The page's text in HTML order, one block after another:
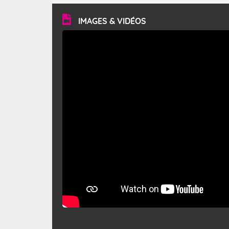
vitesse moyenne de 50 km/h et atteindre 80 à 100 km/h
en rafales, parfois davantage. Il parcourt la basse vallée
du Rhône et la Provence et envahit le littoral
méditerranéen à partir de la Camargue.
IMAGES & VIDÉOS